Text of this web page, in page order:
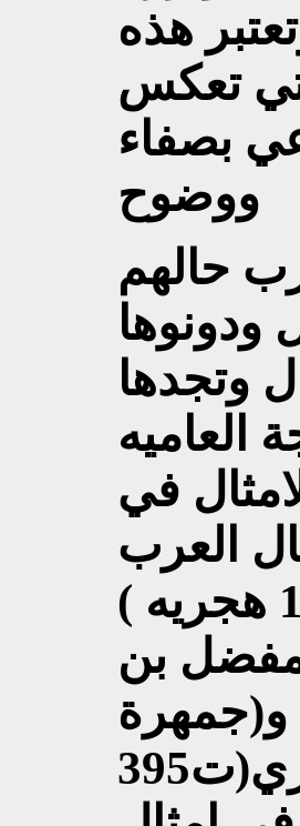
هذه
تعكس
بصفاء
ووضوح
حالهم
ودونوها
وتجدها
العاميه
في
العرب
) للمفضل الضبي ( ت 170 هجريه )
بن
و(جمهرة
الامثال ) لابي هلال العسكري(ت395